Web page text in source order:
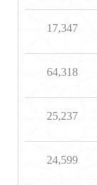
17,347
64,318
25,237
24,599